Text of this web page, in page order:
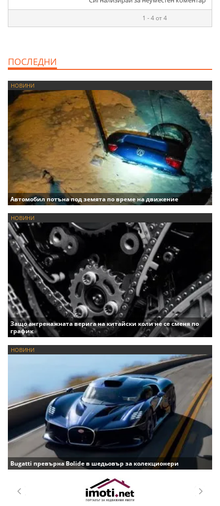
1 - 4 от 4
ПОСЛЕДНИ
НОВИНИ
Автомобил потъна под земята по време на движение
НОВИНИ
Защо ангренажната верига на китайски коли не се сменя по
график
НОВИНИ
Bugatti превърна Bolide в шедьовър за колекционери